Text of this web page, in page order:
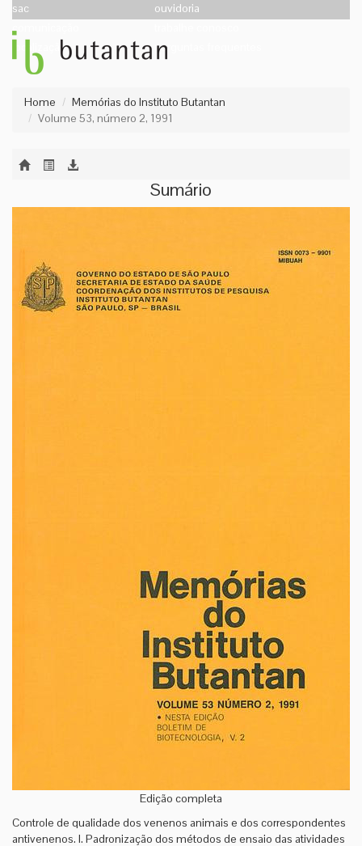
sac
ouvidoria
comunicação
localização
perguntas frequentes
Home
Memórias do Instituto Butantan
Volume 53, número 2, 1991
Sumário
Edição completa
Controle de qualidade dos venenos animais e dos correspondentes
antivenenos. I. Padronização dos métodos de ensaio das atividades